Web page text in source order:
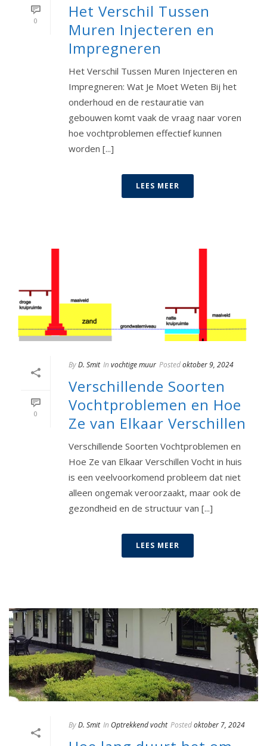
0
Het Verschil Tussen
Muren Injecteren en
Impregneren
Het Verschil Tussen Muren Injecteren en
Impregneren: Wat Je Moet Weten Bij het
onderhoud en de restauratie van
gebouwen komt vaak de vraag naar voren
hoe vochtproblemen effectief kunnen
worden [...]
LEES MEER
0
ByD. Smit In vochtige muur Postedoktober 9, 2024
Verschillende Soorten
Vochtproblemen en Hoe
Ze van Elkaar Verschillen
Verschillende Soorten Vochtproblemen en
Hoe Ze van Elkaar Verschillen Vocht in huis
is een veelvoorkomend probleem dat niet
alleen ongemak veroorzaakt, maar ook de
gezondheid en de structuur van [...]
LEES MEER
ByD. Smit In Optrekkend vocht Postedoktober 7, 2024